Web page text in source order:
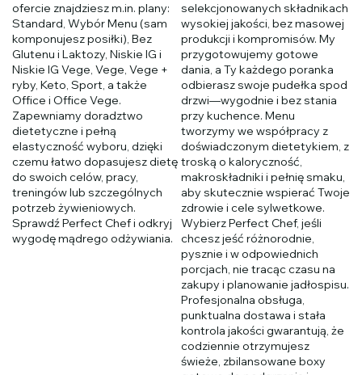
ofercie znajdziesz m.in. plany:
Standard, Wybór Menu (sam
komponujesz posiłki), Bez
Glutenu i Laktozy, Niskie IG i
Niskie IG Vege, Vege, Vege +
ryby, Keto, Sport, a także
Office i Office Vege.
Zapewniamy doradztwo
dietetyczne i pełną
elastyczność wyboru, dzięki
czemu łatwo dopasujesz dietę
do swoich celów, pracy,
treningów lub szczególnych
potrzeb żywieniowych.
Sprawdź Perfect Chef i odkryj
wygodę mądrego odżywiania.
selekcjonowanych składnikach
wysokiej jakości, bez masowej
produkcji i kompromisów. My
przygotowujemy gotowe
dania, a Ty każdego poranka
odbierasz swoje pudełka spod
drzwi—wygodnie i bez stania
przy kuchence. Menu
tworzymy we współpracy z
doświadczonym dietetykiem, z
troską o kaloryczność,
makroskładniki i pełnię smaku,
aby skutecznie wspierać Twoje
zdrowie i cele sylwetkowe.
Wybierz Perfect Chef, jeśli
chcesz jeść różnorodnie,
pysznie i w odpowiednich
porcjach, nie tracąc czasu na
zakupy i planowanie jadłospisu.
Profesjonalna obsługa,
punktualna dostawa i stała
kontrola jakości gwarantują, że
codziennie otrzymujesz
świeże, zbilansowane boxy